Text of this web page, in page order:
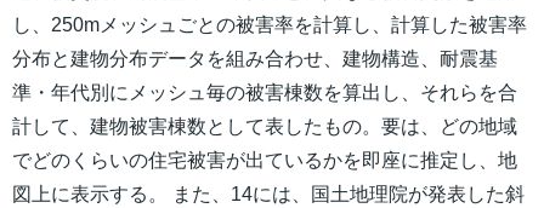
し、250mメッシュごとの被害率を計算し、計算した被害率
分布と建物分布データを組み合わせ、建物構造、耐震基
準・年代別にメッシュ毎の被害棟数を算出し、それらを合
計して、建物被害棟数として表したもの。要は、どの地域
でどのくらいの住宅被害が出ているかを即座に推定し、地
図上に表示する。 また、14には、国土地理院が発表した斜